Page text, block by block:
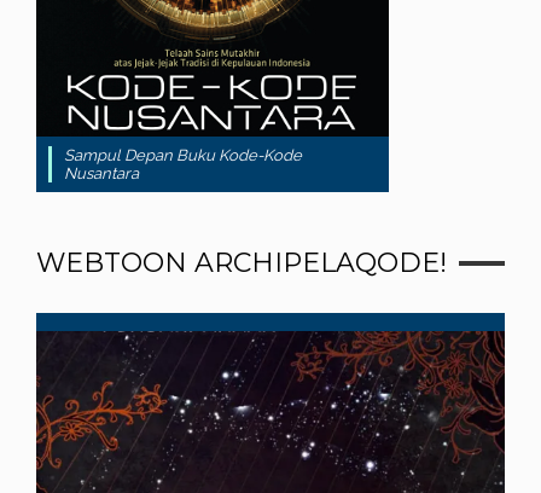
Sampul Depan Buku Kode-Kode
Nusantara
WEBTOON ARCHIPELAQODE!